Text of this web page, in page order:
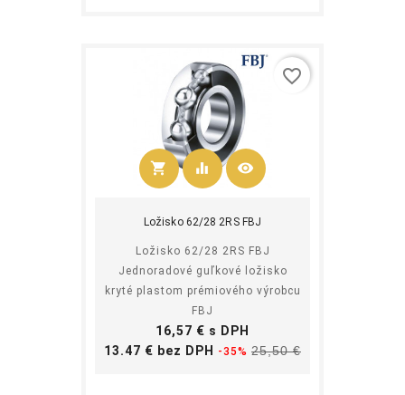
shopping_cart
Kúpiť
equalizer visibility
Ložisko 62/28 2RS FBJ
Ložisko 62/28 2RS FBJ
Jednoradové guľkové ložisko
kryté plastom prémiového výrobcu
FBJ
Cena
16,57 € s DPH
13.47 € bez DPH Základná
-35% 25,50 €Cena
favorite_border